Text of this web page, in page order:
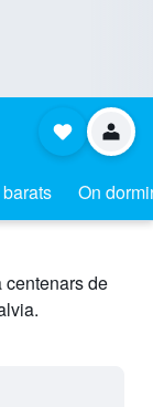
On
centenars de